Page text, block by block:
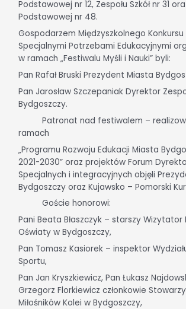
Podstawowej nr 12, Zespołu Szkół nr 31
Podstawowej nr 48.
Gospodarzem Międzyszkolnego
Specjalnymi Potrzebami Edukacyjnymi
w ramach „Festiwalu Myśli i Nauki” byli:
Pan Rafał Bruski Prezydent Miasta
Pan Jarosław Szczepaniak Dyrektor
Bydgoszczy.
Patronat nad festiwalem –
ramach
„Programu Rozwoju Edukacji Miasta
2021-2030” oraz projektów Forum
Specjalnych i integracyjnych objęli
Bydgoszczy oraz Kujawsko – Pomorski
Goście honorowi:
Pani Beata Błaszczyk – starszy Wizytator
Oświaty w Bydgoszczy,
Pan Tomasz Kasiorek – inspektor
Sportu,
Pan Jan Kryszkiewicz, Pan Łukasz
Grzegorz Florkiewicz członkowie
Miłośników Kolei w Bydgoszczy,